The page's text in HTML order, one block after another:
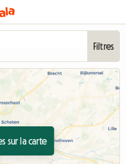
Filtres
sur la carte